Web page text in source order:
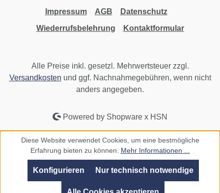
Impressum AGB
Datenschutz
Wiederrufsbelehrung
Kontaktformular
Alle Preise inkl. gesetzl. Mehrwertsteuer zzgl.
Versandkosten und ggf. Nachnahmegebühren, wenn nicht
anders angegeben.
Powered by Shopware x HSN
Diese Website verwendet Cookies, um eine bestmögliche
Erfahrung bieten zu können. Mehr Informationen ...
Nur technisch notwendige
Konfigurieren